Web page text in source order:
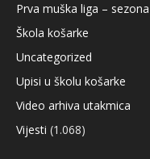
Prva muška liga –
Škola košarke
Uncategorized
Upisi u školu košarke
Video arhiva utakmica
Vijesti (1.068)